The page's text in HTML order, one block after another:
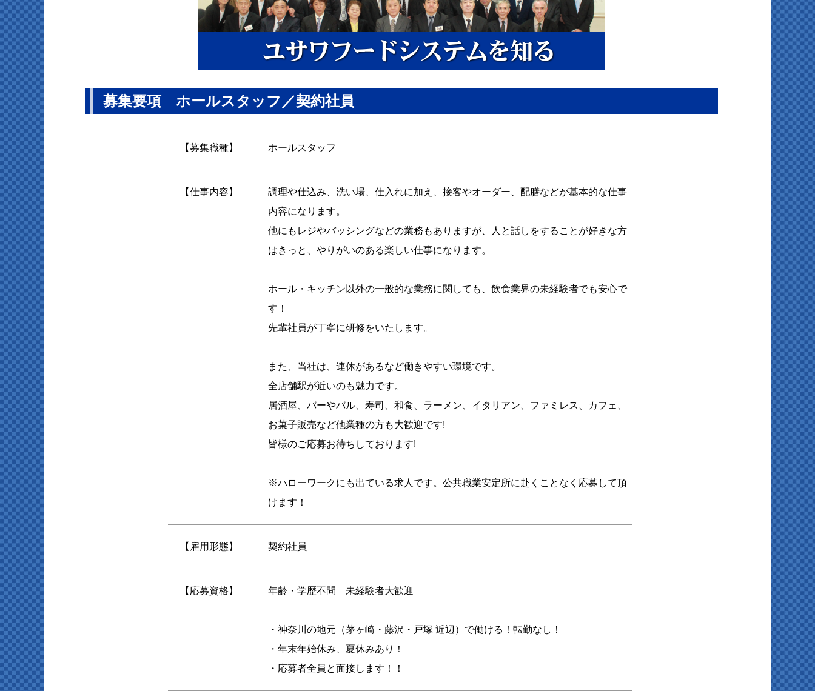
募集要項 ホールスタッフ／契約社員
【募集職種】 ホールスタッフ
【仕事内容】
調理や仕込み、洗い場、仕入れに加え、接客やオーダー、配膳などが基本的な仕事
内容になります。
他にもレジやバッシングなどの業務もありますが、人と話しをすることが好きな方
はきっと、やりがいのある楽しい仕事になります。
ホール・キッチン以外の一般的な業務に関しても、飲食業界の未経験者でも安心で
す！
先輩社員が丁寧に研修をいたします。
また、当社は、連休があるなど働きやすい環境です。
全店舗駅が近いのも魅力です。
居酒屋、バーやバル、寿司、和食、ラーメン、イタリアン、ファミレス、カフェ、
お菓子販売など他業種の方も大歓迎です!
皆様のご応募お待ちしております!
※ハローワークにも出ている求人です。公共職業安定所に赴くことなく応募して頂
けます！
【雇用形態】 契約社員
【応募資格】 年齢・学歴不問 未経験者大歓迎
・神奈川の地元（茅ヶ崎・藤沢・戸塚 近辺）で働ける！転勤なし！
・年末年始休み、夏休みあり！
・応募者全員と面接します！！